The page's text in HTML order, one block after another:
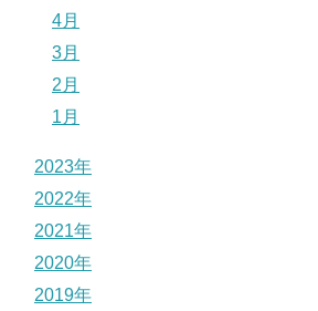
4月
3月
2月
1月
2023年
2022年
2021年
2020年
2019年